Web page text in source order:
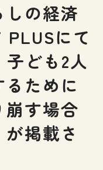
しの経済
PLUSにて
ども2人
ために
崩す場合
掲載さ